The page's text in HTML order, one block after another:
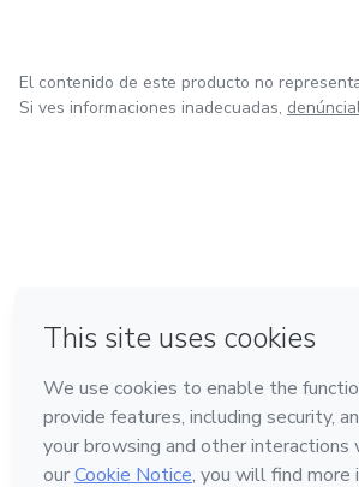
- Access Consciousness.
El contenido de este producto no
Si ves informaciones inadecuadas,
Hecho con❤ en Belo Horizonte
Conoce Hotmart